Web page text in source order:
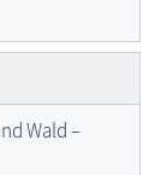
Wald –